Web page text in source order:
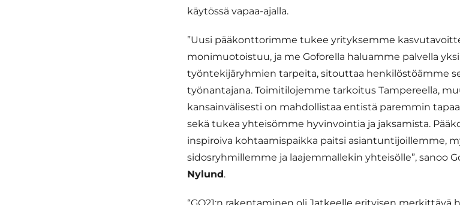
käytössä vapaa-ajalla.
”Uusi pääkonttorimme tukee yrityksemme
monimuotoistuu, ja me Goforella haluamme palvella
työntekijäryhmien tarpeita, sitouttaa henkilöstöämme
työnantajana. Toimitilojemme tarkoitus Tampereella,
kansainvälisesti on mahdollistaa entistä paremmin
sekä tukea yhteisömme hyvinvointia ja jaksamista.
inspiroiva kohtaamispaikka paitsi asiantuntijoillemme,
sidosryhmillemme ja laajemmallekin yhteisölle”, sanoo
Nylund.